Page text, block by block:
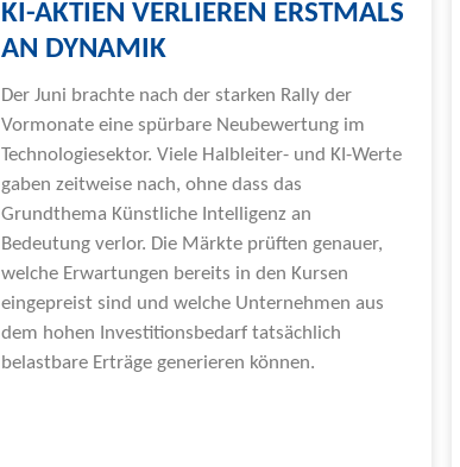
KI-AKTIEN VERLIEREN ERSTMALS
AN DYNAMIK
Der Juni brachte nach der starken Rally der
Vormonate eine spürbare Neubewertung im
Technologiesektor. Viele Halbleiter- und KI-Werte
gaben zeitweise nach, ohne dass das
Grundthema Künstliche Intelligenz an
Bedeutung verlor. Die Märkte prüften genauer,
welche Erwartungen bereits in den Kursen
eingepreist sind und welche Unternehmen aus
dem hohen Investitionsbedarf tatsächlich
belastbare Erträge generieren können.